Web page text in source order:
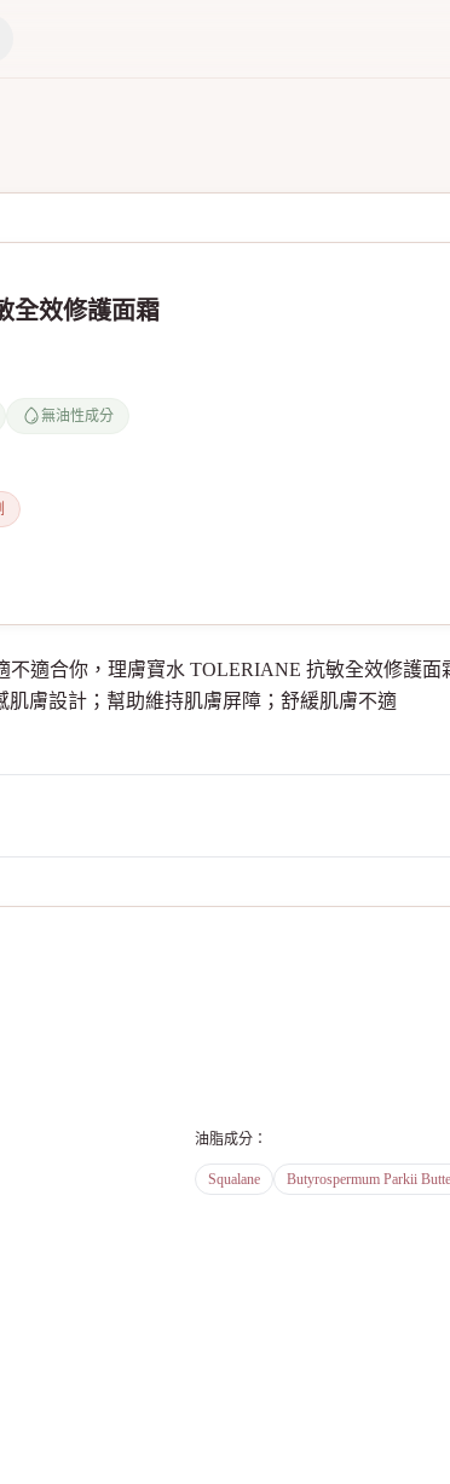
全效修護面霜
無油性成分
不適合你，理膚寶水 TOLERIANE 抗敏全效修護
膚設計；幫助維持肌膚屏障；舒緩肌膚不適
油脂成分 ：
Squalane Butyrospermum Parkii